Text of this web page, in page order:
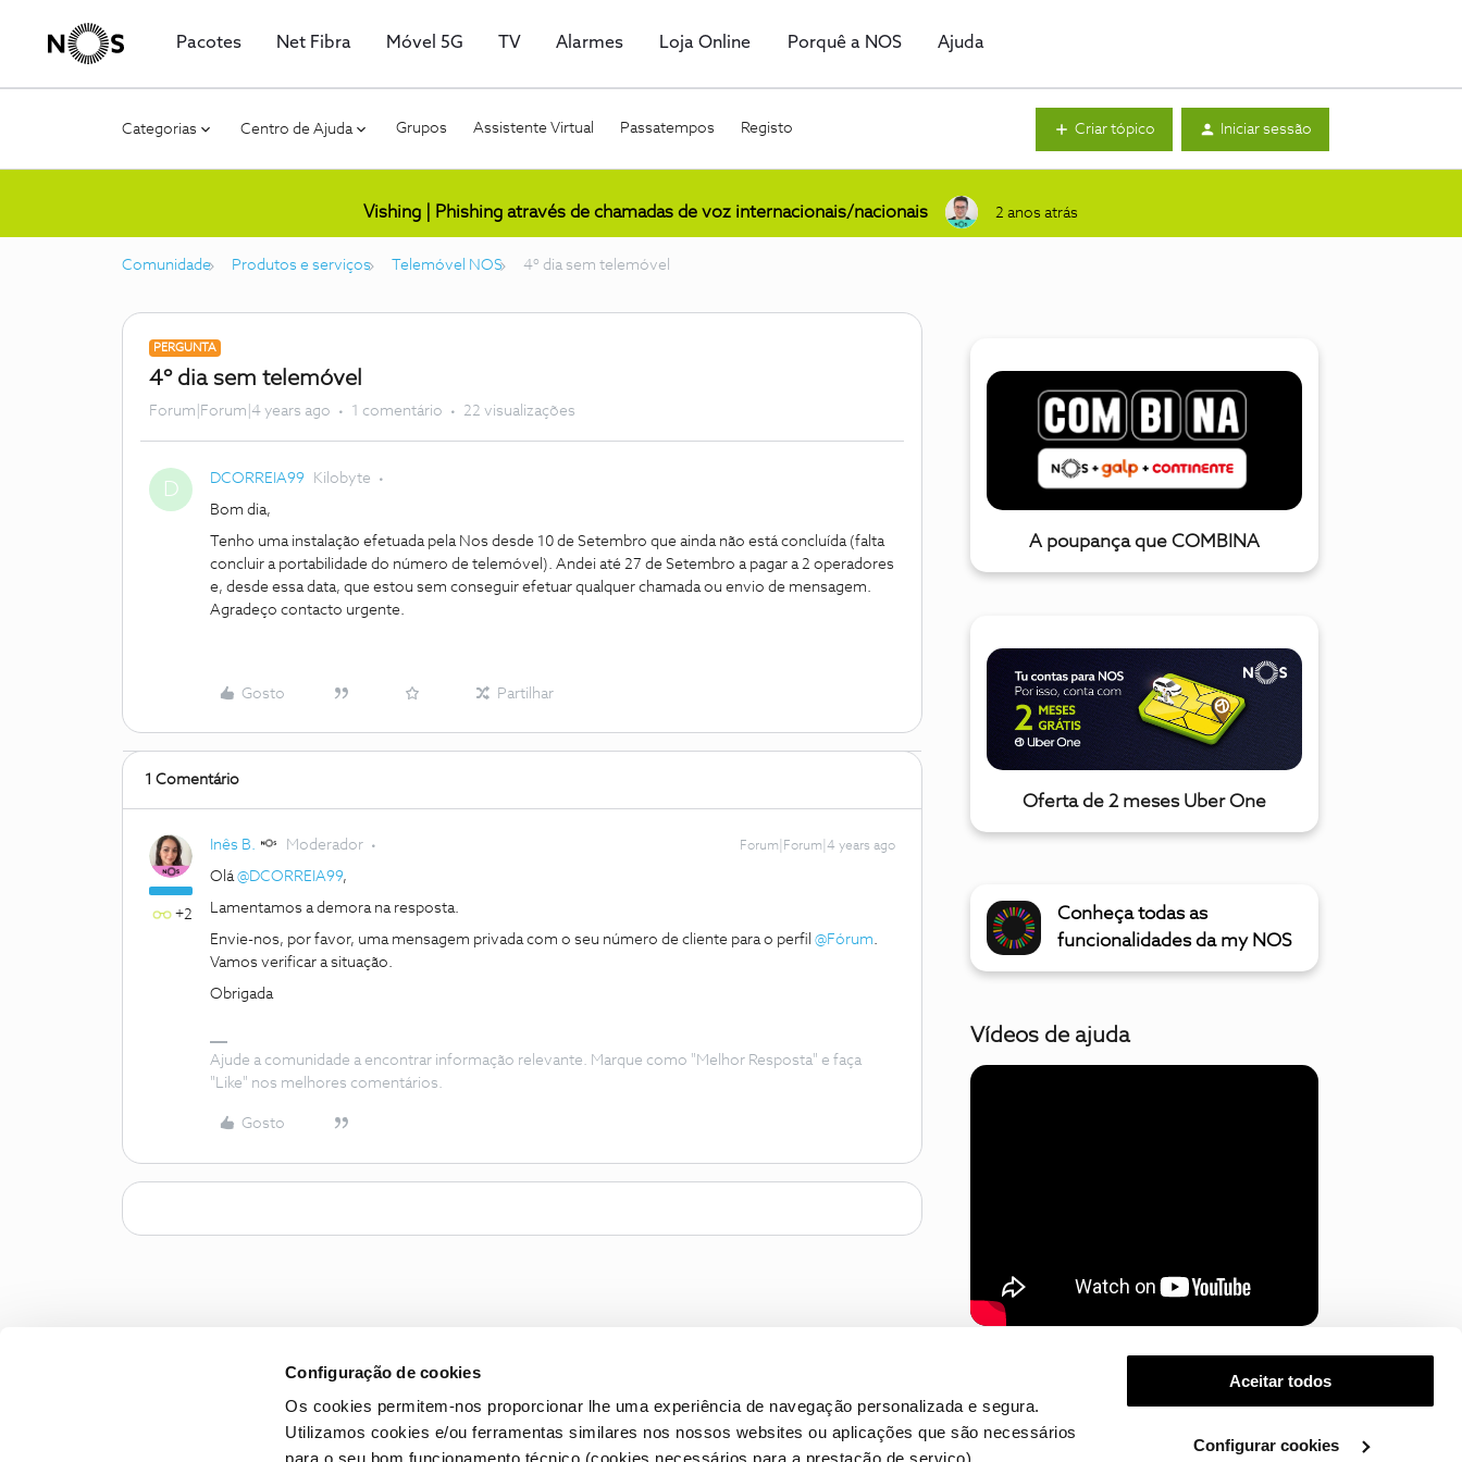
Configuração de cookies
Os cookies permitem-nos proporcionar lhe uma experiência de navegação personalizada e segura.
Utilizamos cookies e/ou ferramentas similares nos nossos websites ou aplicações que são necessários
Aceitar todos
Configurar cookies
Pacotes Net Fibra Móvel 5G TV Alarmes Loja Online Porquê a NOS Ajuda
Categorias Centro de Ajuda Grupos Assistente Virtual Passatempos Registo Criar tópico Iniciar sessão
Vishing | Phishing através de chamadas de voz internacionais/nacionais 2 anos atrás
Comunidade Produtos e serviços Telemóvel NOS 4º dia sem telemóvel
PERGUNTA
4º dia sem telemóvel
Forum|Forum|4 years ago 1 comentário 22 visualizações
D DCORREIA99 Kilobyte
Bom dia,
Tenho uma instalação efetuada pela Nos desde 10 de Setembro que ainda não está concluída (falta
concluir a portabilidade do número de telemóvel). Andei até 27 de Setembro a pagar a 2 operadores
e, desde essa data, que estou sem conseguir efetuar qualquer chamada ou envio de mensagem.
Agradeço contacto urgente.
Gosto Partilhar
1 Comentário
+2
Inês B. Moderador Forum|Forum|4 years ago
Olá@DCORREIA99,
Lamentamos a demora na resposta.
Envie-nos, por favor, uma mensagem privada com o seu número de cliente para o perfil @Fórum.
Vamos verificar a situação.
Obrigada
Ajude a comunidade a encontrar informação relevante. Marque como "Melhor Resposta" e faça
"Like" nos melhores comentários.
Gosto
A poupança que COMBINA
Oferta de 2 meses Uber One
Conheça todas as
funcionalidades da my NOS
Vídeos de ajuda